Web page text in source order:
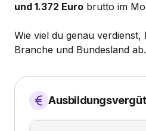
und 1.372 Euro brutto im
Wie viel du genau verdienst,
Branche und Bundesland ab.